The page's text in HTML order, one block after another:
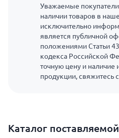
Уважаемые
наличии товаров в
исключительно
является публичной
положениями Статьи
кодекса Российской
точную цену и наличие
продукции,
Каталог